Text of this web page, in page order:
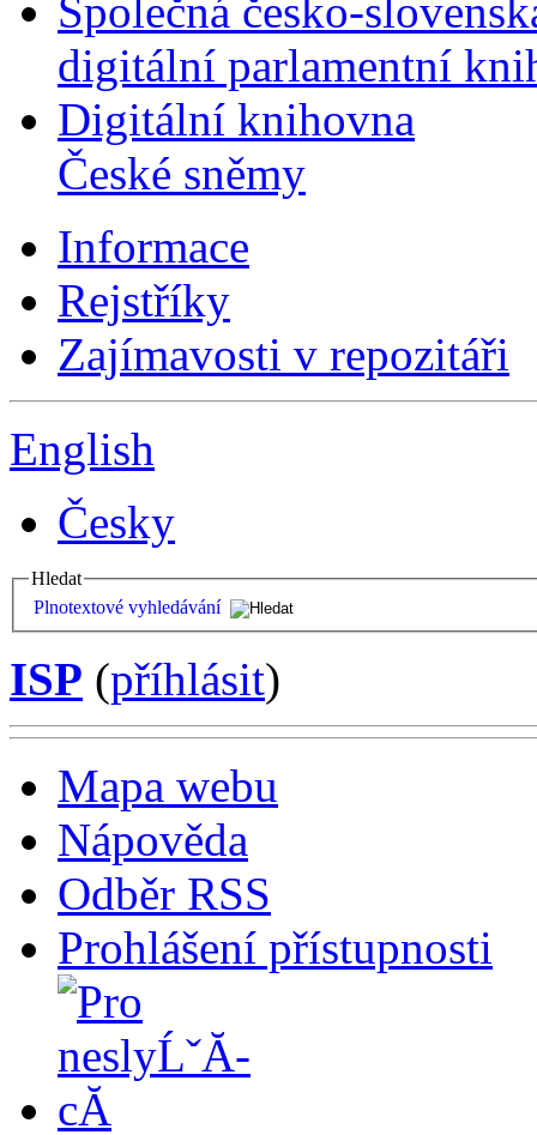
Společná česko-
digitální parlamentní
Digitální knihovna
České sněmy
Informace
Rejstříky
Zajímavosti v repozitáři
English
Česky
Hledat
Plnotextové vyhledávání
ISP (příhlásit)
Mapa webu
Nápověda
Odběr RSS
Prohlášení přístupnosti